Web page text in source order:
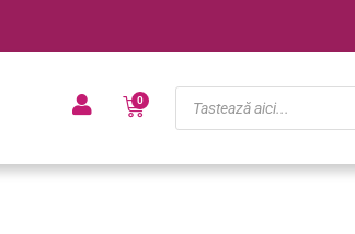
0
Cart
Products
search